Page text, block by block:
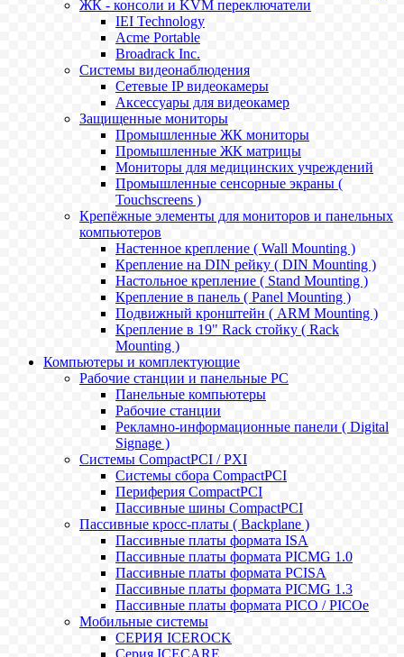
ЖК - консоли и KVM переключатели
IEI Technology
Acme Portable
Broadrack Inc.
Системы видеонаблюдения
Сетевые IP видеокамеры
Аксессуары для видеокамер
Защищенные мониторы
Промышленные ЖК мониторы
Промышленные ЖК матрицы
Мониторы для медицинских учреждений
Промышленные сенсорные экраны (
Touchscreens )
Крепёжные элементы для мониторов и панельных
компьютеров
Настенное крепление ( Wall Mounting )
Крепление на DIN рейку ( DIN Mounting )
Настольное крепление ( Stand Mounting )
Крепление в панель ( Panel Mounting )
Подвижный кронштейн ( ARM Mounting )
Крепление в 19" Rack стойку ( Rack
Mounting )
Компьютеры и комплектующие
Рабочие станции и панельные РС
Панельные компьютеры
Рабочие станции
Рекламно-информационные панели ( Digital
Signage )
Системы CompactPCI / PXI
Системы сбора CompactPCI
Периферия CompactPCI
Пассивные шины CompactPCI
Пассивные кросс-платы ( Backplane )
Пассивные платы формата ISA
Пассивные платы формата PICMG 1.0
Пассивные платы формата PCISA
Пассивные платы формата PICMG 1.3
Пассивные платы формата PICO / PICOe
Мобильные системы
СЕРИЯ ICEROCK
Серия ICECARE